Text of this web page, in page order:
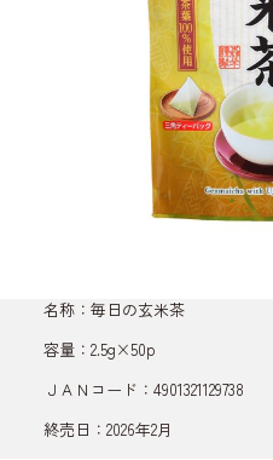
名称：毎日の玄米茶
容量：2.5g×50p
ＪＡＮコード：4901321129738
終売日：2026年2月